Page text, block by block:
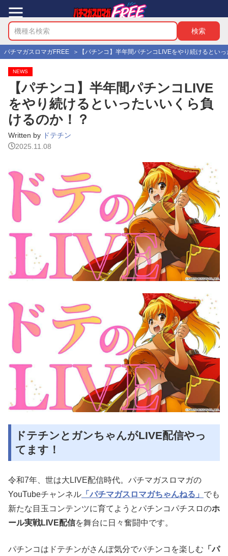
パチマガスロマガFREE 【パチンコ】半年間パチンコLIVEをやり続けるとい
NEWS
【パチンコ】半年間パチンコLIVE
をやり続けるといったいいくら負
けるのか！？
Written by ドテチン
2025.11.08
ドテチンとガンちゃんがLIVE配信やっ
てます！
令和7年、世は大LIVE配信時代。パチマガスロマガの
YouTubeチャンネル 「パチマガスロマガちゃんねる」 でも
新たな目玉コンテンツに育てようとパチンコパチスロのホ
ール実戦LIVE配信を舞台に日々奮闘中です。
パチンコはドテチンがさんぽ気分でパチンコを楽しむ 「パ